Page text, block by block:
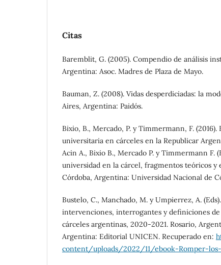
Citas
Baremblit, G. (2005). Compendio de análisis
Argentina: Asoc. Madres de Plaza de Mayo.
Bauman, Z. (2008). Vidas desperdiciadas: la
Aires, Argentina: Paidós.
Bixio, B., Mercado, P. y Timmermann, F.
universitaria en cárceles en la Republicar
Acin A., Bixio B., Mercado P. y Timmermann F.
universidad en la cárcel, fragmentos teóricos y
Córdoba, Argentina: Universidad Nacional de
Bustelo, C., Manchado, M. y Umpierrez, A.
intervenciones, interrogantes y definiciones de
cárceles argentinas, 2020-2021. Rosario,
Argentina: Editorial UNICEN. Recuperado en:
content/uploads/2022/11/ebook-Romper-los-